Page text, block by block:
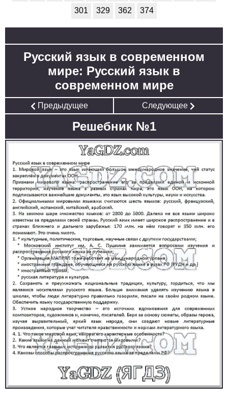
301
329 362 374
Русский язык в современном
мире: Русский язык в
современном мире
Предыдущее Следующее
Решебник №1